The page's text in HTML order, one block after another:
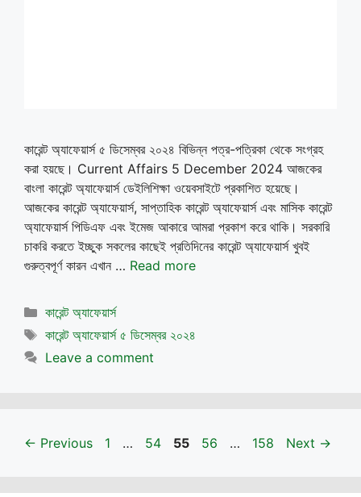
কারেন্ট অ্যাফেয়ার্স ৫ ডিসেম্বর ২০২৪ বিভিন্ন পত্র-পত্রিকা থেকে সংগ্রহ
করা হয়ছে। Current Affairs 5 December 2024 আজকের
বাংলা কারেন্ট অ্যাফেয়ার্স ডেইলিশিক্ষা ওয়েবসাইটে প্রকাশিত হয়েছে।
আজকের কারেন্ট অ্যাফেয়ার্স, সাপ্তাহিক কারেন্ট অ্যাফেয়ার্স এবং মাসিক কারেন্ট
অ্যাফেয়ার্স পিডিএফ এবং ইমেজ আকারে আমরা প্রকাশ করে থাকি। সরকারি
চাকরি করতে ইচ্ছুক সকলের কাছেই প্রতিদিনের কারেন্ট অ্যাফেয়ার্স খুবই
গুরুত্বপূর্ণ কারন এখান … Read more
Categories
কারেন্ট অ্যাফেয়ার্স
Tags
কারেন্ট অ্যাফেয়ার্স ৫ ডিসেম্বর ২০২৪
Leave a comment
← Previous Page
1 … Page
54 Page
55 Page
56 … Page
158 Next →